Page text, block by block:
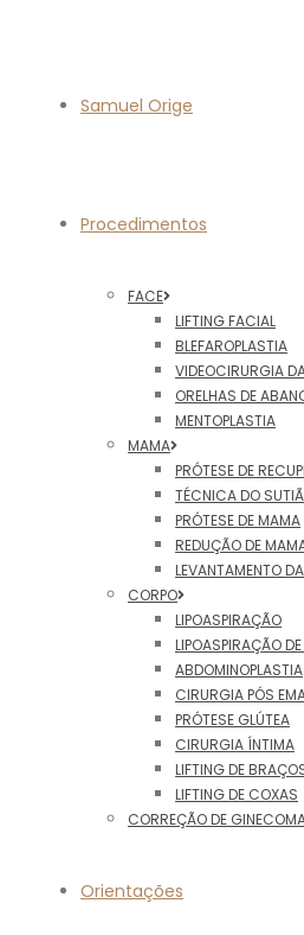
Samuel Orige
Procedimentos
FACE
LIFTING FACIAL
BLEFAROPLASTIA
VIDEOCIRURGIA
ORELHAS DE
MENTOPLASTIA
MAMA
PRÓTESE DE
TÉCNICA DO
PRÓTESE DE MAMA
REDUÇÃO DE
LEVANTAMENTO
CORPO
LIPOASPIRAÇÃO
LIPOASPIRAÇÃO
ABDOMINOPLASTIA
CIRURGIA PÓS
PRÓTESE GLÚTEA
CIRURGIA ÍNTIMA
LIFTING DE
LIFTING DE COXAS
CORREÇÃO DE
Orientações